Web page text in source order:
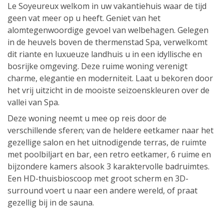
Le Soyeureux welkom in uw vakantiehuis waar de tijd
geen vat meer op u heeft. Geniet van het
alomtegenwoordige gevoel van welbehagen. Gelegen
in de heuvels boven de thermenstad Spa, verwelkomt
dit riante en luxueuze landhuis u in een idyllische en
bosrijke omgeving. Deze ruime woning verenigt
charme, elegantie en moderniteit. Laat u bekoren door
het vrij uitzicht in de mooiste seizoenskleuren over de
vallei van Spa.
Deze woning neemt u mee op reis door de
verschillende sferen; van de heldere eetkamer naar het
gezellige salon en het uitnodigende terras, de ruimte
met poolbiljart en bar, een retro eetkamer, 6 ruime en
bijzondere kamers alsook 3 karaktervolle badruimtes.
Een HD-thuisbioscoop met groot scherm en 3D-
surround voert u naar een andere wereld, of praat
gezellig bij in de sauna.